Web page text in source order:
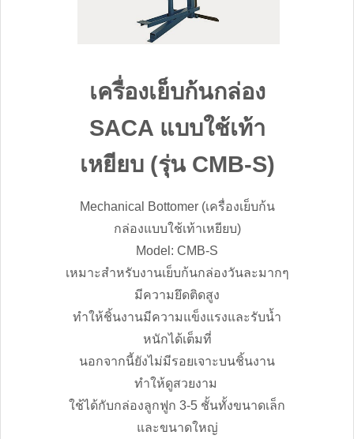
เครื่องเย็บก้นกล่อง
SACA แบบใช้เท้า
เหยียบ (รุ่น CMB-S)
Mechanical Bottomer (เครื่องเย็บก้น
กล่องแบบใช้เท้าเหยียบ)
Model: CMB-S
เหมาะสำหรับงานเย็บก้นกล่องวันละมากๆ
มีความยึดติดสูง
ทำให้ชิ้นงานมีความแข็งแรงและรับน้ำ
หนักได้เต็มที่
นอกจากนี้ยังไม่มีรอยเจาะบนชิ้นงาน
ทำให้ดูสวยงาม
ใช้ได้กับกล่องลูกฟูก 3-5 ชั้นทั้งขนาดเล็ก
และขนาดใหญ่